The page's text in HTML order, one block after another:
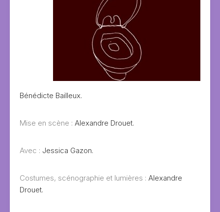
Bénédicte Bailleux.
Mise en scène : Alexandre Drouet.
Avec : Jessica Gazon.
Costumes, scénographie et lumières : Alexandre
Drouet.